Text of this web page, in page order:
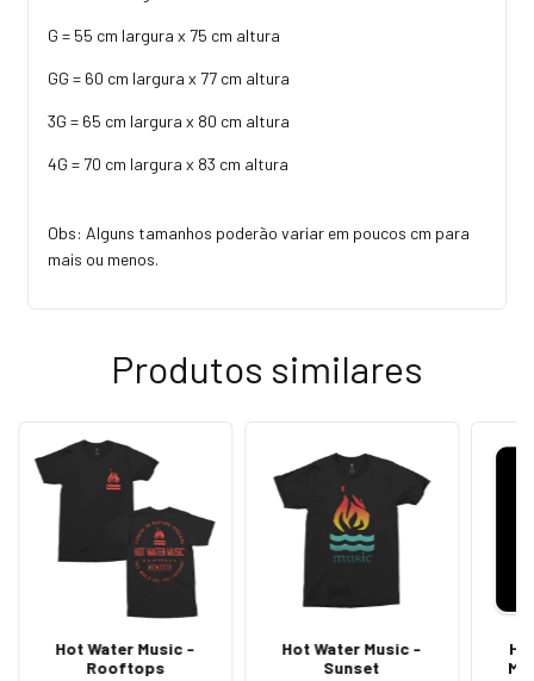
G = 55 cm largura x 75 cm altura
GG = 60 cm largura x 77 cm altura
3G = 65 cm largura x 80 cm altura
4G = 70 cm largura x 83 cm altura
Obs: Alguns tamanhos poderão variar em poucos cm para
mais ou menos.
Produtos similares
Hot Water Music -
Rooftops
Hot Water Music -
Sunset